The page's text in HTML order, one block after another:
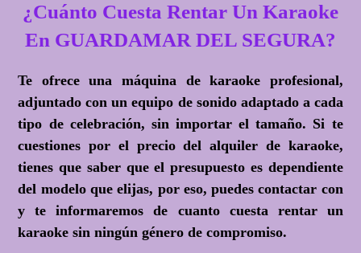
¿Cuánto Cuesta Rentar Un Karaoke
En GUARDAMAR DEL SEGURA?
Te ofrece una máquina de karaoke profesional,
adjuntado con un equipo de sonido adaptado a cada
tipo de celebración, sin importar el tamaño. Si te
cuestiones por el precio del alquiler de karaoke,
tienes que saber que el presupuesto es dependiente
del modelo que elijas, por eso, puedes contactar con
y te informaremos de cuanto cuesta rentar un
karaoke sin ningún género de compromiso.